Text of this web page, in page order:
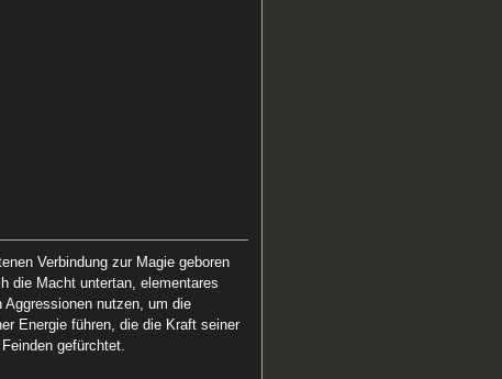
Verbindung zur Magie geboren
die Macht untertan, elementares
nutzen, um die
Energie führen, die die Kraft seiner
gefürchtet.